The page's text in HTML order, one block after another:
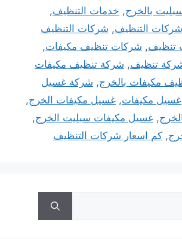
بالخرج, خدمات التنظيف,
شركات التنظيف, شركات التنظيف
تنظيف, شركات تنظيف مكيفات,
تنظيف, شركة تنظيف مكيفات
مكيفات بالخرج, شركة غسيل
غسيل مكيفات, غسيل مكيفات الخرج,
, غسيل مكيفات سبليت الخرج,
, كم اسعار شركات التنظيف